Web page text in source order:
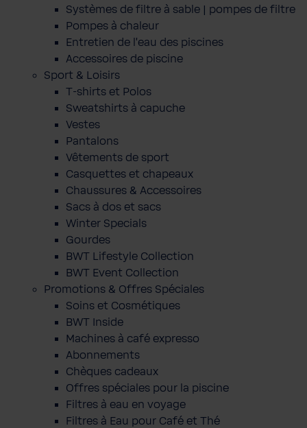
Systèmes de filtre à sable | pompes de filtre
Pompes à chaleur
Entretien de l'eau des piscines
Accessoires de piscine
Sport & Loisirs
T-shirts et Polos
Sweatshirts à capuche
Vestes
Pantalons
Vêtements de sport
Casquettes et chapeaux
Chaussures & Accessoires
Sacs à dos et sacs
Winter Specials
Gourdes
BWT Lifestyle Collection
BWT Event Collection
Promotions & Offres Spéciales
Soins et Cosmétiques
BWT Inside
Machines à café expresso
Abonnements
Chèques cadeaux
Offres spéciales pour la piscine
Filtres à eau en voyage
Filtres à Eau pour Café et Thé